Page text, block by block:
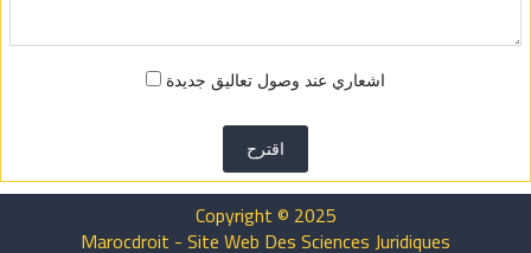
اشعاري عند وصول تعاليق جديدة
اقترح
Copyright © 2025
Marocdroit - Site Web Des Sciences Juridiques